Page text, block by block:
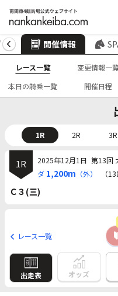
開催情報
レース一覧 変更情報一
本日の騎乗一覧
開催日程
1R 2R 3R
1R 2025年12月1日 第13回
ダ 1,200m （外） （13
Ｃ３(三)
レース一覧
出走表 オッズ